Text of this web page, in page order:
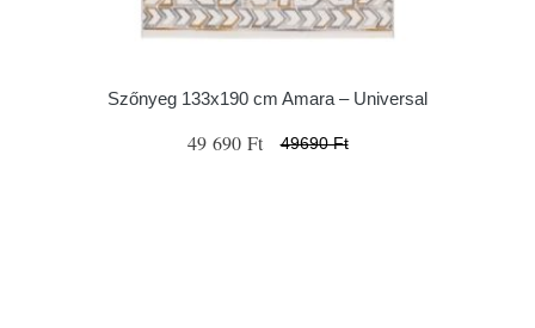
Szőnyeg 133x190 cm Amara – Universal
49 690 Ft 49690 Ft